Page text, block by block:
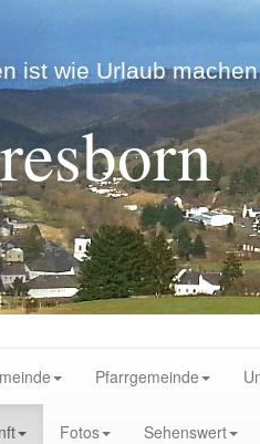
ist wie Urlaub
Pfarrgemeinde
Fotos Sehenswert